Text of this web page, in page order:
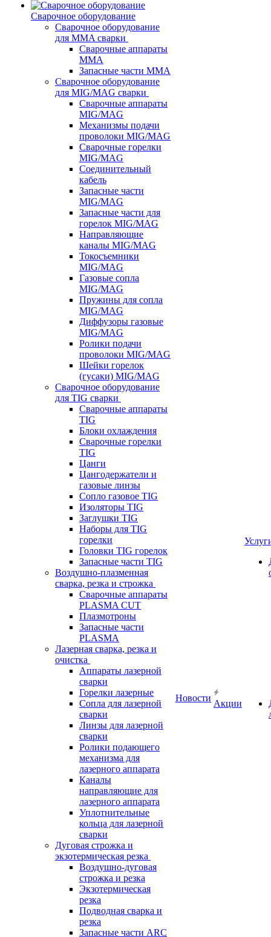
Сварочное оборудование
Сварочное оборудование
для MMA сварки
Сварочные аппараты
MMA
Запасные части MMA
Сварочное оборудование
для MIG/MAG сварки
Сварочные аппараты
MIG/MAG
Механизмы подачи
проволоки MIG/MAG
Сварочные горелки
MIG/MAG
Соединительный
кабель
Запасные части
MIG/MAG
Запасные части для
горелок MIG/MAG
Направляющие
каналы MIG/MAG
Токосъемники
MIG/MAG
Газовые сопла
MIG/MAG
Пружины для сопла
MIG/MAG
Диффузоры газовые
MIG/MAG
Ролики подачи
проволоки MIG/MAG
Шейки горелок
(гусаки) MIG/MAG
Сварочное оборудование
для TIG сварки
Сварочные аппараты
TIG
Блоки охлаждения
Сварочные горелки
TIG
Цанги
Цангодержатели и
газовые линзы
Сопло газовое TIG
Изоляторы TIG
Заглушки TIG
Наборы для TIG
горелки
Головки TIG горелок
Запасные части TIG
Воздушно-плазменная
сварка, резка и строжка
Сварочные аппараты
PLASMA CUT
Плазмотроны
Запасные части
PLASMA
Лазерная сварка, резка и
очистка
Аппараты лазерной
сварки
Горелки лазерные
Сопла для лазерной
сварки
Линзы для лазерной
сварки
Ролики подающего
механизма для
лазерного аппарата
Каналы
направляющие для
лазерного аппарата
Уплотнительные
кольца для лазерной
сварки
Дуговая строжка и
экзотермическая резка
Воздушно-дуговая
строжка и резка
Экзотермическая
резка
Подводная сварка и
резка
Запасные части ARC
Новости
Акции